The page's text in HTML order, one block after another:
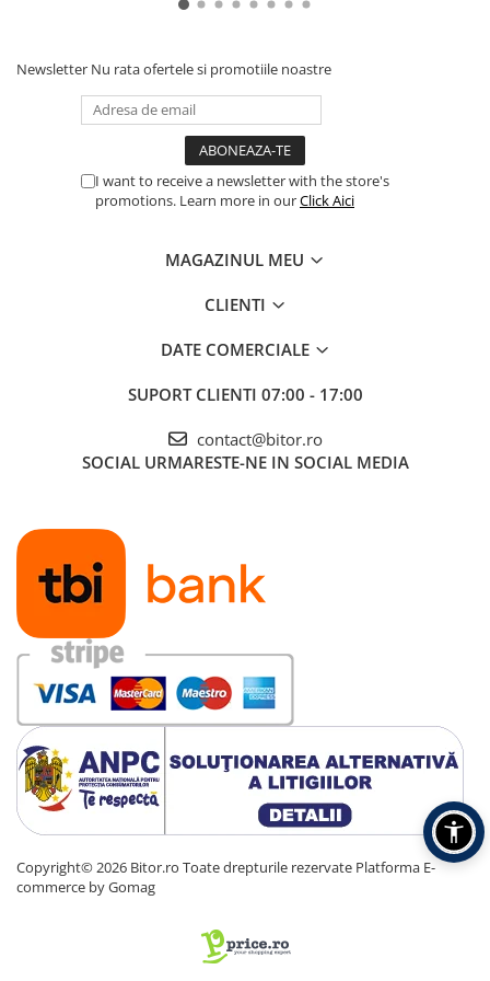
Newsletter Nu rata ofertele si promotiile noastre
I want to receive a newsletter with the store's
promotions. Learn more in ourClick Aici
MAGAZINUL MEU
CLIENTI
DATE COMERCIALE
SUPORT CLIENTI 07:00 - 17:00
contact@bitor.ro
SOCIAL URMARESTE-NE IN SOCIAL MEDIA
Copyright© 2026 Bitor.ro Toate drepturile rezervate Platforma E-
commerce by Gomag